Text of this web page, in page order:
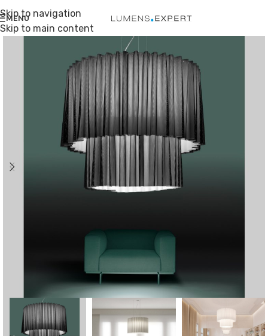
Skip to navigation
Skip to main content
MENU